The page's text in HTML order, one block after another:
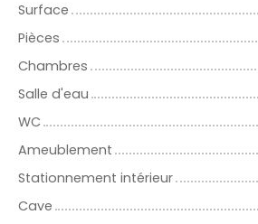
Surface
Pièces
Chambres
Salle d'eau
WC
Ameublement
Stationnement intérieur
Cave